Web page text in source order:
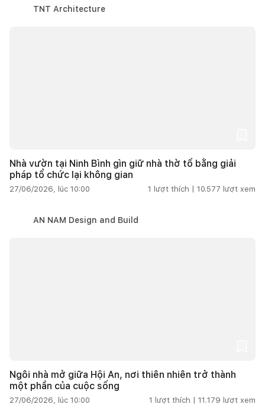
TNT Architecture
Nhà vườn tại Ninh Bình gìn giữ nhà thờ tổ bằng giải
pháp tổ chức lại không gian
27/06/2026, lúc 10:00 1 lượt thích | 10.577 lượt xem
AN NAM Design and Build
Ngôi nhà mở giữa Hội An, nơi thiên nhiên trở thành
một phần của cuộc sống
27/06/2026, lúc 10:00 1 lượt thích | 11.179 lượt xem